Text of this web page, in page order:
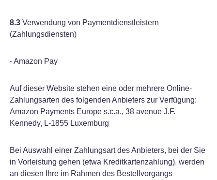
8.3 Verwendung von Paymentdienstleistern
(Zahlungsdiensten)
- Amazon Pay
Auf dieser Website stehen eine oder mehrere Online-
Zahlungsarten des folgenden Anbieters zur Verfügung:
Amazon Payments Europe s.c.a., 38 avenue J.F.
Kennedy, L-1855 Luxemburg
Bei Auswahl einer Zahlungsart des Anbieters, bei der Sie
in Vorleistung gehen (etwa Kreditkartenzahlung), werden
an diesen Ihre im Rahmen des Bestellvorgangs